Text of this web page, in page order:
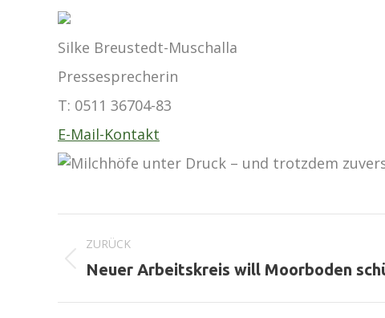
Silke Breustedt-Muschalla
Pressesprecherin
T: 0511 36704-83
E-Mail-Kontakt
ZURÜCK
Vorheriger
Neuer Arbeitskreis will Moorboden